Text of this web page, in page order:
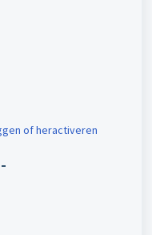
of heractiveren